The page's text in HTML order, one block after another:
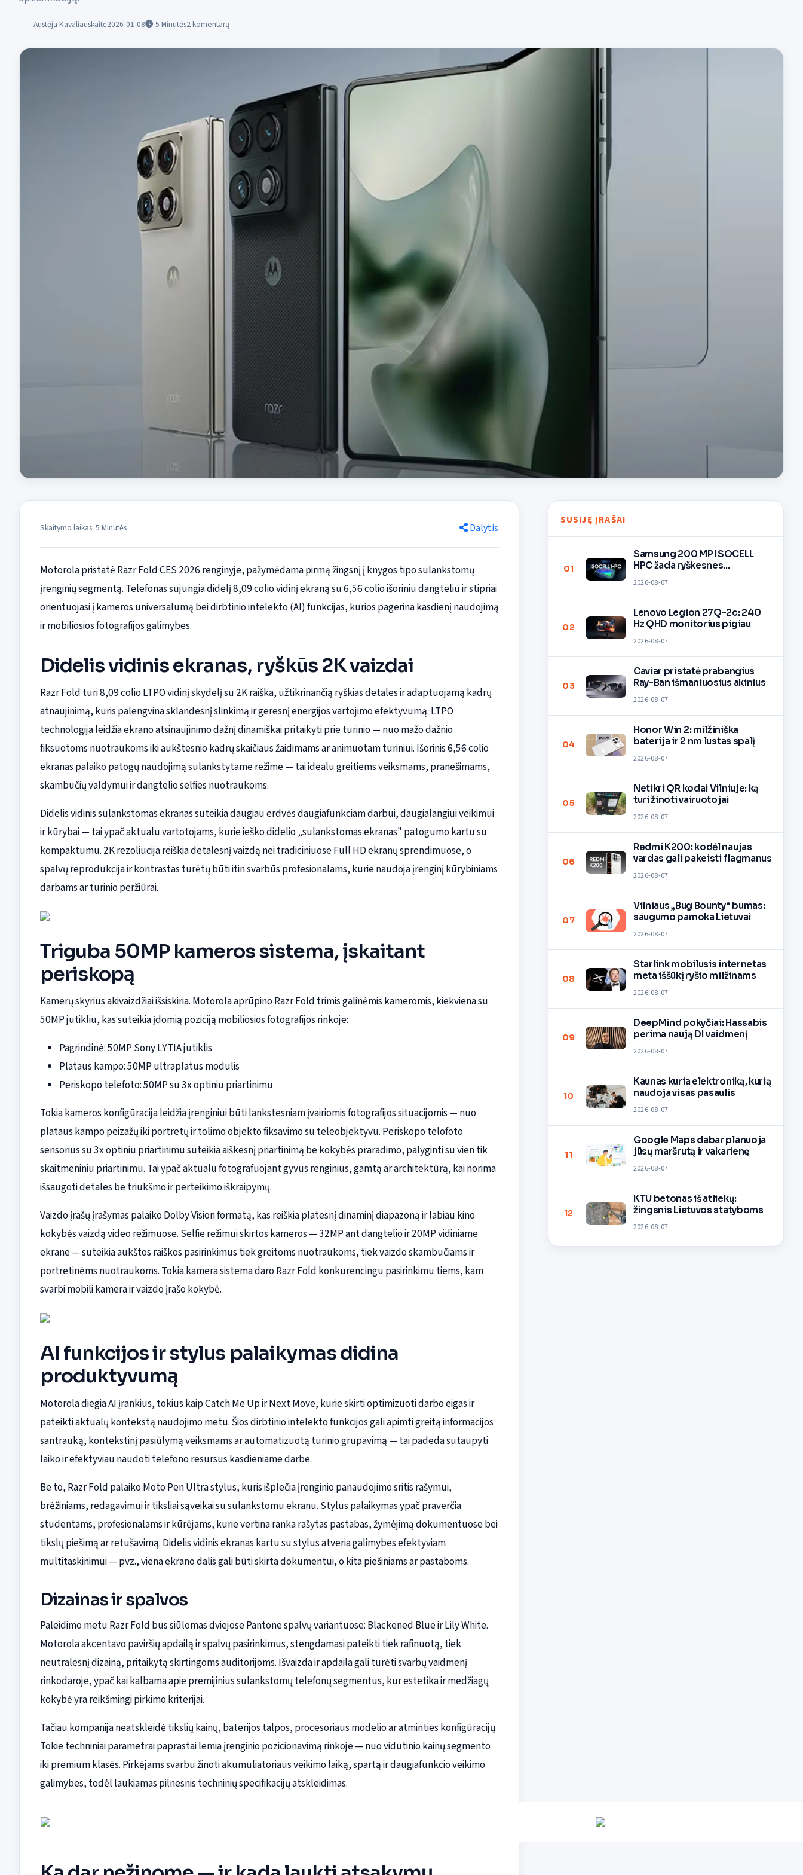
Austėja Kavaliauskaitė2026-01-08 5 Minutės2 komentarų
Skaitymo laikas: 5 Minutės Dalytis
Motorola pristatė Razr Fold CES 2026 renginyje, pažymėdama pirmą žingsnį į knygos tipo sulankstomų
įrenginių segmentą. Telefonas sujungia didelį 8,09 colio vidinį ekraną su 6,56 colio išoriniu dangteliu ir stipriai
orientuojasi į kameros universalumą bei dirbtinio intelekto (AI) funkcijas, kurios pagerina kasdienį naudojimą
ir mobiliosios fotografijos galimybes.
Didelis vidinis ekranas, ryškūs 2K vaizdai
Razr Fold turi 8,09 colio LTPO vidinį skydelį su 2K raiška, užtikrinančią ryškias detales ir adaptuojamą kadrų
atnaujinimą, kuris palengvina sklandesnį slinkimą ir geresnį energijos vartojimo efektyvumą. LTPO
technologija leidžia ekrano atsinaujinimo dažnį dinamiškai pritaikyti prie turinio — nuo mažo dažnio
fiksuotoms nuotraukoms iki aukštesnio kadrų skaičiaus žaidimams ar animuotam turiniui. Išorinis 6,56 colio
ekranas palaiko patogų naudojimą sulankstytame režime — tai idealu greitiems veiksmams, pranešimams,
skambučių valdymui ir dangtelio selfies nuotraukoms.
Didelis vidinis sulankstomas ekranas suteikia daugiau erdvės daugiafunkciam darbui, daugialangiui veikimui
ir kūrybai — tai ypač aktualu vartotojams, kurie ieško didelio „sulankstomas ekranas" patogumo kartu su
kompaktumu. 2K rezoliucija reiškia detalesnį vaizdą nei tradiciniuose Full HD ekranų sprendimuose, o
spalvų reprodukcija ir kontrastas turėtų būti itin svarbūs profesionalams, kurie naudoja įrenginį kūrybiniams
darbams ar turinio peržiūrai.
Triguba 50MP kameros sistema, įskaitant
periskopą
Kamerų skyrius akivaizdžiai išsiskiria. Motorola aprūpino Razr Fold trimis galinėmis kameromis, kiekviena su
50MP jutikliu, kas suteikia įdomią poziciją mobiliosios fotografijos rinkoje:
Pagrindinė: 50MP Sony LYTIA jutiklis
Plataus kampo: 50MP ultraplatus modulis
Periskopo telefoto: 50MP su 3x optiniu priartinimu
Tokia kameros konfigūracija leidžia įrenginiui būti lankstesniam įvairiomis fotografijos situacijomis — nuo
plataus kampo peizažų iki portretų ir tolimo objekto fiksavimo su teleobjektyvu. Periskopo telofoto
sensorius su 3x optiniu priartinimu suteikia aiškesnį priartinimą be kokybės praradimo, palyginti su vien tik
skaitmeniniu priartinimu. Tai ypač aktualu fotografuojant gyvus renginius, gamtą ar architektūrą, kai norima
išsaugoti detales be triukšmo ir perteikimo iškraipymų.
Vaizdo įrašų įrašymas palaiko Dolby Vision formatą, kas reiškia platesnį dinaminį diapazoną ir labiau kino
kokybės vaizdą video režimuose. Selfie režimui skirtos kameros — 32MP ant dangtelio ir 20MP vidiniame
ekrane — suteikia aukštos raiškos pasirinkimus tiek greitoms nuotraukoms, tiek vaizdo skambučiams ir
portretinėms nuotraukoms. Tokia kamera sistema daro Razr Fold konkurencingu pasirinkimu tiems, kam
svarbi mobili kamera ir vaizdo įrašo kokybė.
AI funkcijos ir stylus palaikymas didina
produktyvumą
Motorola diegia AI įrankius, tokius kaip Catch Me Up ir Next Move, kurie skirti optimizuoti darbo eigas ir
pateikti aktualų kontekstą naudojimo metu. Šios dirbtinio intelekto funkcijos gali apimti greitą informacijos
santrauką, kontekstinį pasiūlymą veiksmams ar automatizuotą turinio grupavimą — tai padeda sutaupyti
laiko ir efektyviau naudoti telefono resursus kasdieniame darbe.
Be to, Razr Fold palaiko Moto Pen Ultra stylus, kuris išplečia įrenginio panaudojimo sritis rašymui,
brėžiniams, redagavimui ir tiksliai sąveikai su sulankstomu ekranu. Stylus palaikymas ypač praverčia
studentams, profesionalams ir kūrėjams, kurie vertina ranka rašytas pastabas, žymėjimą dokumentuose bei
tikslų piešimą ar retušavimą. Didelis vidinis ekranas kartu su stylus atveria galimybes efektyviam
multitaskinimui — pvz., viena ekrano dalis gali būti skirta dokumentui, o kita piešiniams ar pastaboms.
Dizainas ir spalvos
Paleidimo metu Razr Fold bus siūlomas dviejose Pantone spalvų variantuose: Blackened Blue ir Lily White.
Motorola akcentavo paviršių apdailą ir spalvų pasirinkimus, stengdamasi pateikti tiek rafinuotą, tiek
neutralesnį dizainą, pritaikytą skirtingoms auditorijoms. Išvaizda ir apdaila gali turėti svarbų vaidmenį
rinkodaroje, ypač kai kalbama apie premijinius sulankstomų telefonų segmentus, kur estetika ir medžiagų
kokybė yra reikšmingi pirkimo kriterijai.
Tačiau kompanija neatskleidė tikslių kainų, baterijos talpos, procesoriaus modelio ar atminties konfigūracijų.
Tokie techniniai parametrai paprastai lemia įrenginio pozicionavimą rinkoje — nuo vidutinio kainų segmento
iki premium klasės. Pirkėjams svarbu žinoti akumuliatoriaus veikimo laiką, spartą ir daugiafunkcio veikimo
galimybes, todėl laukiamas pilnesnis techninių specifikacijų atskleidimas.
SUSIJĘ ĮRAŠAI
01
Samsung 200 MP ISOCELL
HPC žada ryškesnes
2026-08-07
02
Lenovo Legion 27Q-2c: 240
Hz QHD monitorius pigiau
2026-08-07
03
Caviar pristatė prabangius
Ray-Ban išmaniuosius akinius
2026-08-07
04
Honor Win 2: milžiniška
baterija ir 2 nm lustas spalį
2026-08-07
05
Netikri QR kodai Vilniuje: ką
turi žinoti vairuotojai
2026-08-07
06
Redmi K200: kodėl naujas
vardas gali pakeisti flagmanus
2026-08-07
07
Vilniaus „Bug Bounty“ bumas:
saugumo pamoka Lietuvai
2026-08-07
08
Starlink mobilusis internetas
meta iššūkį ryšio milžinams
2026-08-07
09
DeepMind pokyčiai: Hassabis
perima naują DI vaidmenį
2026-08-07
10
Kaunas kuria elektroniką, kurią
naudoja visas pasaulis
2026-08-07
11
Google Maps dabar planuoja
jūsų maršrutą ir vakarienę
2026-08-07
12
KTU betonas iš atliekų:
žingsnis Lietuvos statyboms
2026-08-07